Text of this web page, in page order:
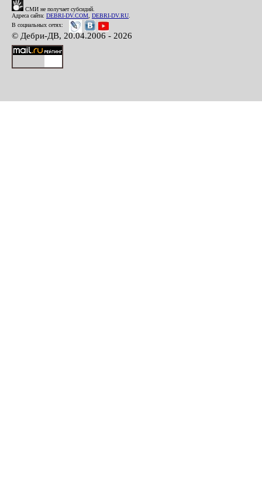
СМИ не получает субсидий.
Адреса сайта: DEBRI-DV.COM DEBRI-DV.RU
В социальных сетях:
© Дебри-ДВ, 20.04.2006 - 2026